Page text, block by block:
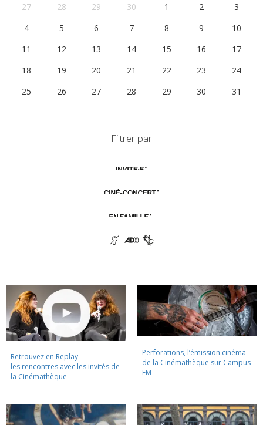
27
28 29 30 1 2
3
4
5 6 7 8 9
10
11
12 13 14 15 16
17
18
19 20 21 22 23
24
25
26 27 28 29 30 31
Filtrer par
Retrouvez en Replay
les rencontres avec les invités de
la Cinémathèque
Perforations, l’émission cinéma
de la Cinémathèque sur Campus
FM